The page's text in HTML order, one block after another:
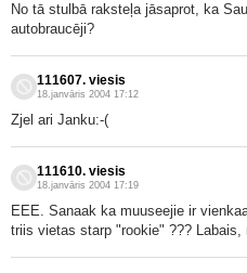
No tā stulbā raksteļa jāsaprot, ka
autobraucēji?
111607. viesis
18.janvāris 2004 17:12
Zjel ari Janku:-(
111610. viesis
18.janvāris 2004 17:19
EEE. Sanaak ka muuseejie ir
triis vietas starp "rookie" ???